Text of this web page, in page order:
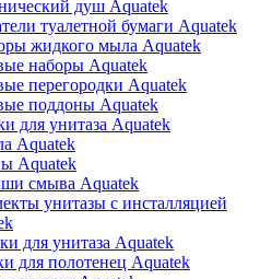
душ Aquatek
туалетной бумаги Aquatek
жидкого мыла Aquatek
наборы Aquatek
перегородки Aquatek
поддоны Aquatek
для унитаза Aquatek
Aquatek
Aquatek
смыва Aquatek
унитазы с инсталляцией
для унитаза Aquatek
для полотенец Aquatek